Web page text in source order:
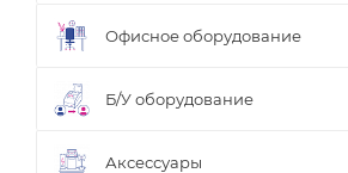
Офисное оборудование
Б/У оборудование
Аксессуары